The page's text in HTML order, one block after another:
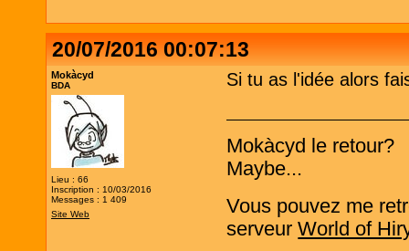
20/07/2016 00:07:13
Mokàcyd
BDA
Lieu : 66
Inscription : 10/03/2016
Messages : 1 409
Site Web
Si tu as l'idée alors
Mokàcyd le retour?
Maybe...
Vous pouvez me
serveurWorld of